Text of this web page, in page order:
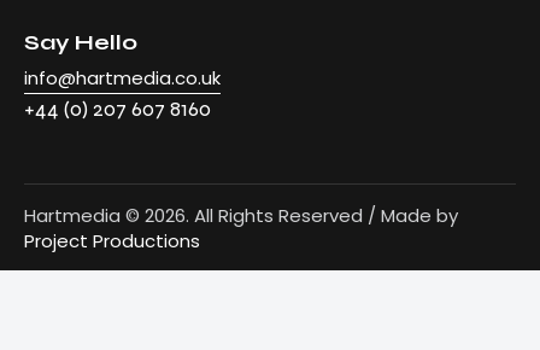
Say Hello
info@hartmedia.co.uk
+44 (0) 207 607 8160
Hartmedia © 2026. All Rights Reserved / Made by
Project Productions